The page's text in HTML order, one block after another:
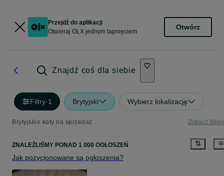
Przejdź do aplikacji
Otwieraj OLX jednym tapnięciem
Otwórz
Znajdź coś dla siebie
Filtry·1 Brytyjski Wybierz lokalizację
Brytyjskie koty na sprzedaż Zobacz
ZNALEŹLIŚMY PONAD 1 000 OGŁOSZEŃ
Jak pozycjonowane są ogłoszenia?